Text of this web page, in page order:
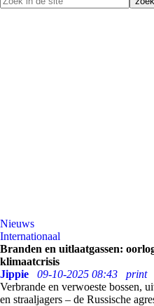
Nieuws
Internationaal
Branden en uitlaatgassen:
klimaatcrisis
Jippie
09-10-2025 08:43
print
Verbrande en verwoeste bossen,
en straaljagers – de Russische